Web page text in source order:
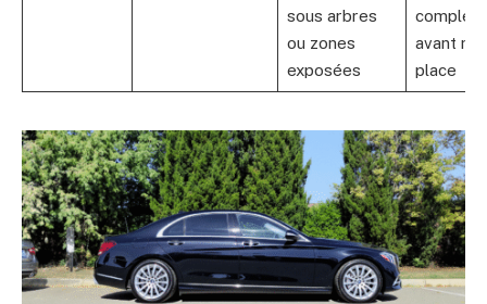
sous arbres
ou zones
exposées
complet
avant
place